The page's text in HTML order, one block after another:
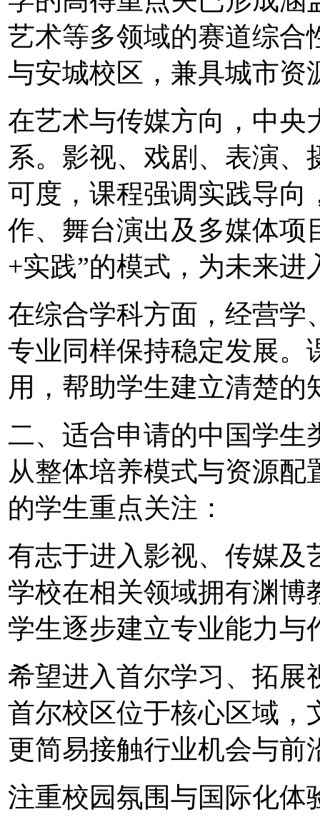
艺术等多领域的赛道综合
与安城校区，兼具城市资
在艺术与传媒方向，中央
系。影视、戏剧、表演
可度，课程强调实践导向
作、舞台演出及多媒体项
+实践”的模式，为未来
在综合学科方面，经营学
专业同样保持稳定发展。
用，帮助学生建立清楚的
二、适合申请的中国学生
从整体培养模式与资源
的学生重点关注：
有志于进入影视、传媒及
学校在相关领域拥有渊博
学生逐步建立专业能力与
希望进入首尔学习、拓展
首尔校区位于核心区域，
更简易接触行业机会与前
注重校园氛围与国际化体